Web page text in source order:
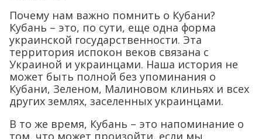
Почему нам важно помнить о Кубани?
Кубань – это, по сути, еще одна форма
украинской государственности. Эта
территория испокон веков связана с
Украиной и украинцами. Наша история не
может быть полной без упоминания о
Кубани, Зеленом, Малиновом клиньях и всех
других землях, заселенных украинцами.
В то же время, Кубань – это напоминание о
том, что может произойти, если мы